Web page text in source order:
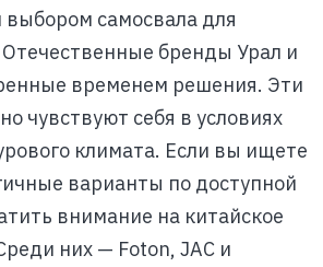
самосвала для
бренды Урал и
временем решения. Эти
чувствуют себя в условиях
климата. Если вы ищете
варианты по доступной
внимание на китайское
них — Foton, JAC и